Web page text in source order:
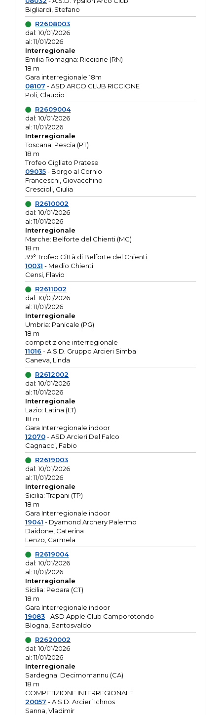
Bigliardi, Stefano
R2608003
dal: 10/01/2026
al: 11/01/2026
Interregionale
Emilia Romagna: Riccione (RN)
18 m
Gara interregionale 18m
08107 - ASD ARCO CLUB RICCIONE
Poli, Claudio
R2609004
dal: 10/01/2026
al: 11/01/2026
Interregionale
Toscana: Pescia (PT)
18 m
Trofeo Gigliato Pratese
09035- Borgo al Cornio
Franceschi, Giovacchino
Crescioli, Giulia
R2610002
dal: 10/01/2026
al: 11/01/2026
Interregionale
Marche: Belforte del Chienti (MC)
18 m
39° Trofeo Città di Belforte del Chienti.
10031 - Medio Chienti
Censi, Flavio
R2611002
dal: 10/01/2026
al: 11/01/2026
Interregionale
Umbria: Panicale (PG)
18 m
competizione interregionale
11016 - A.S.D. Gruppo Arcieri Simba
Caneva, Linda
R2612002
dal: 10/01/2026
al: 11/01/2026
Interregionale
Lazio: Latina (LT)
18 m
Gara Interregionale indoor
12070- ASD Arcieri Del Falco
Cagnacci, Fabio
R2619003
dal: 10/01/2026
al: 11/01/2026
Interregionale
Sicilia: Trapani (TP)
18 m
Gara Interregionale indoor
19041 - Dyamond Archery Palermo
Daidone, Caterina
Lenzo, Carmela
R2619004
dal: 10/01/2026
al: 11/01/2026
Interregionale
Sicilia: Pedara (CT)
18 m
Gara Interregionale indoor
19083- ASD Apple Club Camporotondo
Blogna, Santosvaldo
R2620002
dal: 10/01/2026
al: 11/01/2026
Interregionale
Sardegna: Decimomannu (CA)
18 m
COMPETIZIONE INTERREGIONALE
20057 - A.S.D. Arcieri Ichnos
Sanna, Vladimir